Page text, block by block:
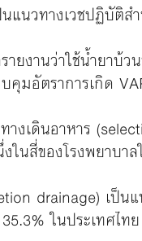
นวทางเวชปฏิบัติ
ายงานว่าใช้น้ำยา
มอัตราการเกิด
งเดินอาหาร
นสี่ของโรงพยาบา
drainage) เป็น
ในประเทศไท